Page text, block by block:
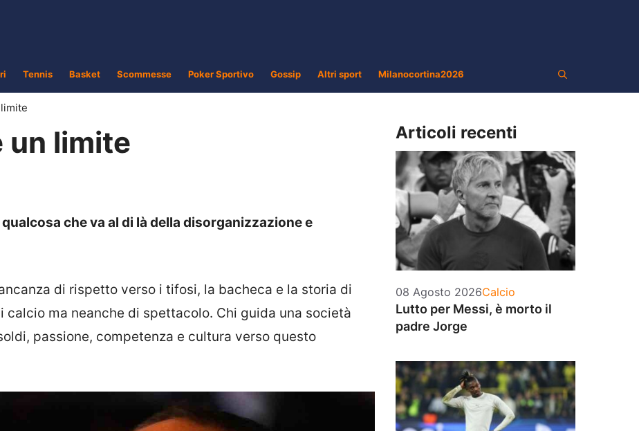
Tennis Basket Scommesse Poker Sportivo Gossip Altri sport Milanocortina2026
un limite
che va al di là della disorganizzazione e
di rispetto verso i tifosi, la bacheca e la storia di
calcio ma neanche di spettacolo. Chi guida una società
passione, competenza e cultura verso questo
Articoli recenti
08 Agosto 2026Categorie
Calcio
Lutto per Messi, è morto il
padre Jorge